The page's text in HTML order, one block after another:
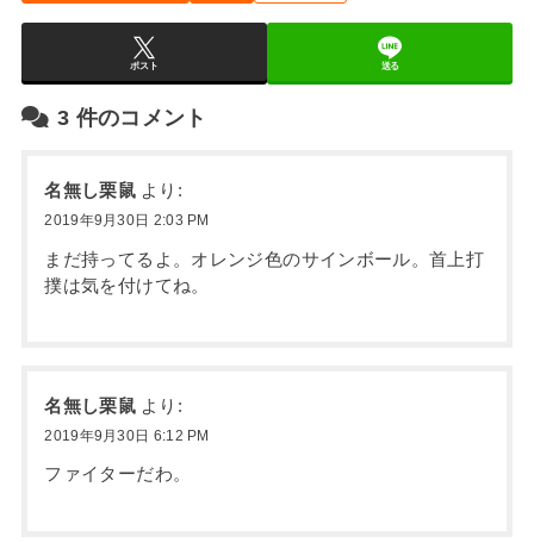
ポスト 送る
3 件のコメント
名無し栗鼠 より:
2019年9月30日 2:03 PM
まだ持ってるよ。オレンジ色のサインボール。首上打
撲は気を付けてね。
名無し栗鼠 より:
2019年9月30日 6:12 PM
ファイターだわ。